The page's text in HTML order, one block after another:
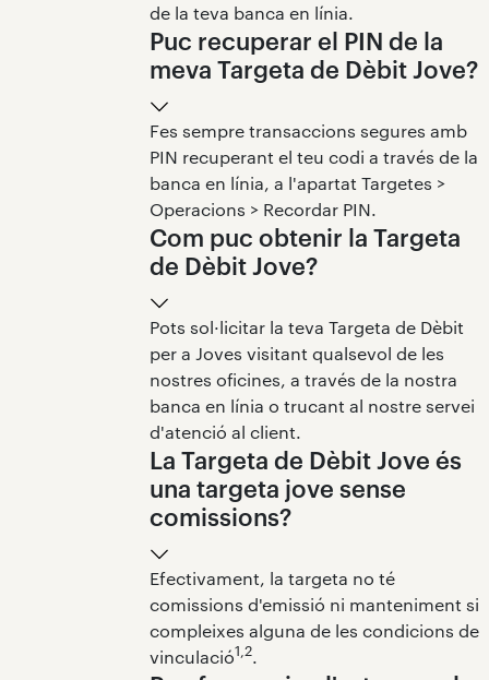
de la teva banca en línia.
Puc recuperar el PIN de la
meva Targeta de Dèbit Jove?
Fes sempre transaccions segures amb
PIN recuperant el teu codi a través de la
banca en línia, a l'apartat Targetes >
Operacions > Recordar PIN.
Com puc obtenir la Targeta
de Dèbit Jove?
Pots sol·licitar la teva Targeta de Dèbit
per a Joves visitant qualsevol de les
nostres oficines, a través de la nostra
banca en línia o trucant al nostre servei
d'atenció al client.
La Targeta de Dèbit Jove és
una targeta jove sense
comissions?
Efectivament, la targeta no té
comissions d'emissió ni manteniment si
compleixes alguna de les condicions de
vinculació1,2.